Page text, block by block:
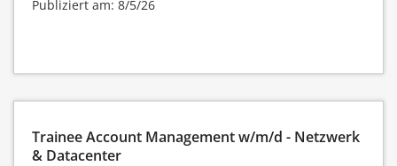
Publiziert am: 8/5/26
Trainee Account Management w/m/d - Netzwerk
& Datacenter